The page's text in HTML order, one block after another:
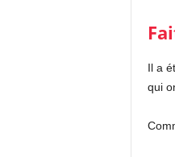
Il a
qui